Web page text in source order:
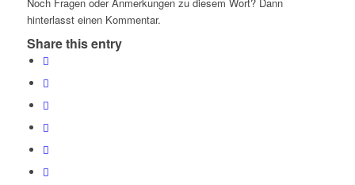
hinterlasst einen Kommentar.
Share this entry